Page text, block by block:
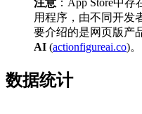
注意 ：App Store中
用程序，由不同开发
要介绍的是网页版产
AI (actionfigureai.co)。
数据统计